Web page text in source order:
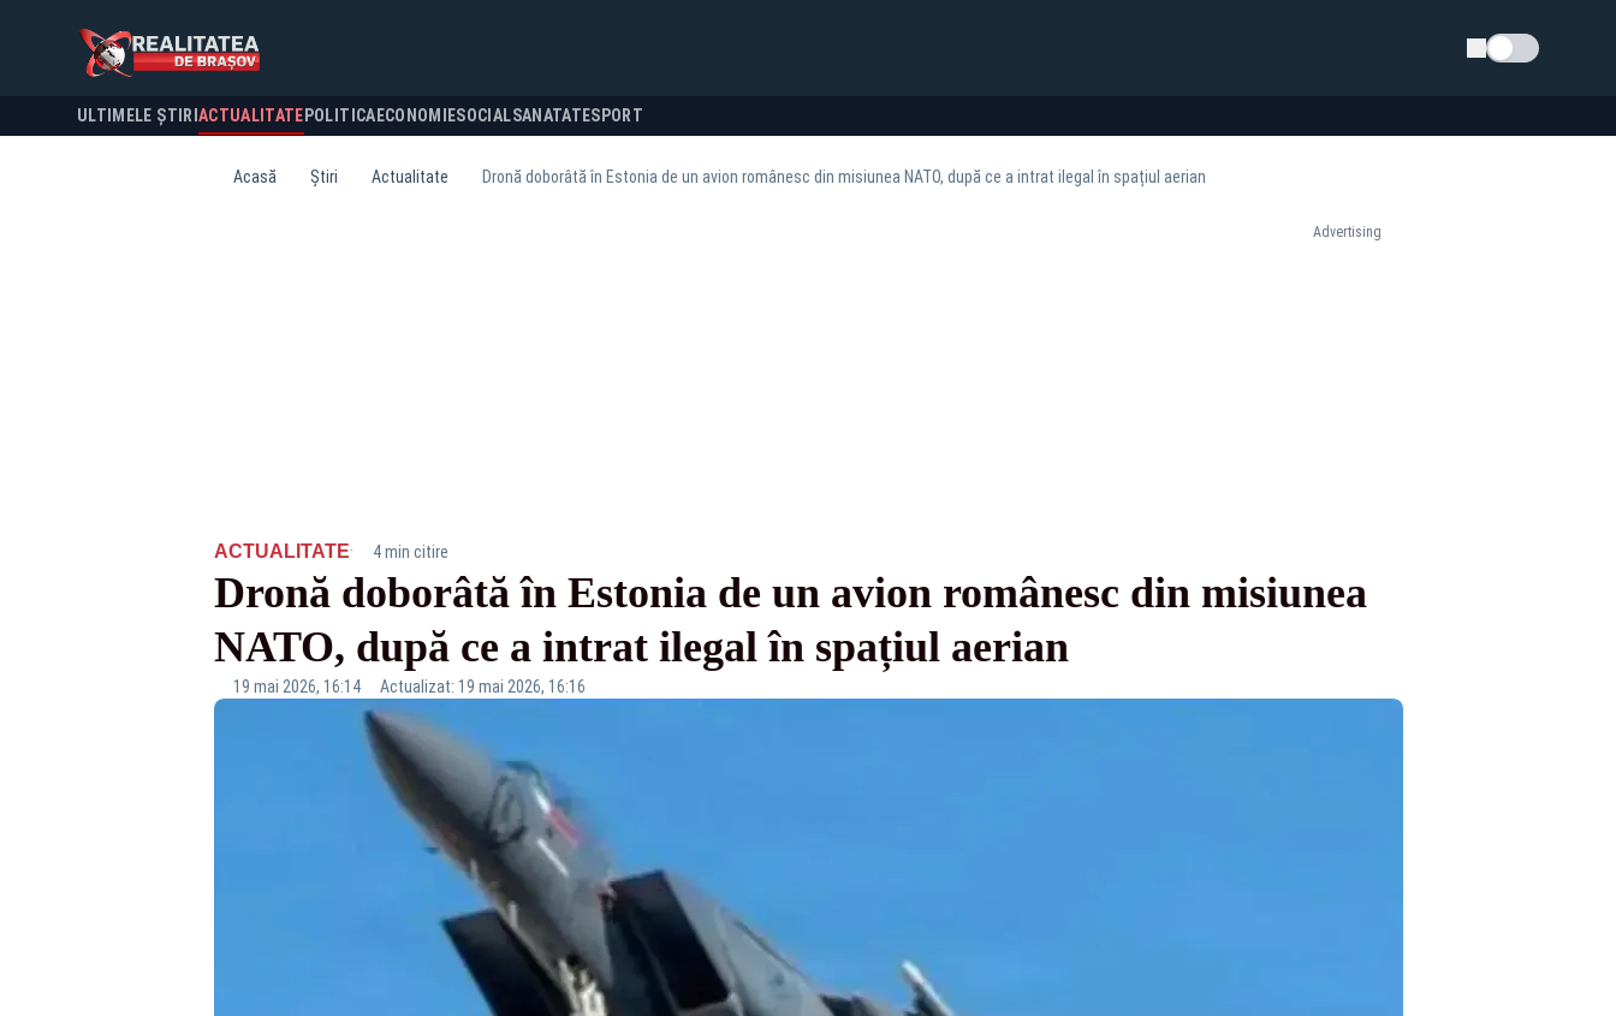
Schimba tema
ULTIMELE ȘTIRI ACTUALITATE POLITICA ECONOMIESOCIALSANATATESPORT
Acasă Știri Actualitate Dronă doborâtă în Estonia de un avion românesc din misiunea NATO, după ce a intrat ilegal în spațiul aerian
Advertising
ACTUALITATE· 4 min citire
Dronă doborâtă în Estonia de un avion românesc din misiunea
NATO, după ce a intrat ilegal în spațiul aerian
19 mai 2026, 16:14 Actualizat: 19 mai 2026, 16:16